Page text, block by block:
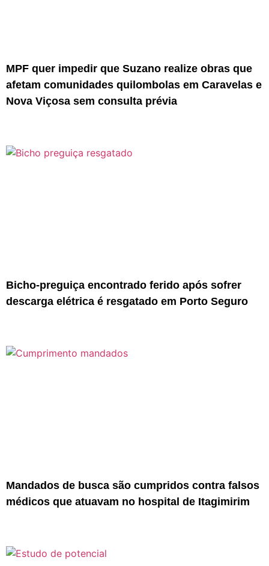
MPF quer impedir que Suzano realize obras que
afetam comunidades quilombolas em Caravelas e
Nova Viçosa sem consulta prévia
Bicho-preguiça encontrado ferido após sofrer
descarga elétrica é resgatado em Porto Seguro
Mandados de busca são cumpridos contra falsos
médicos que atuavam no hospital de Itagimirim